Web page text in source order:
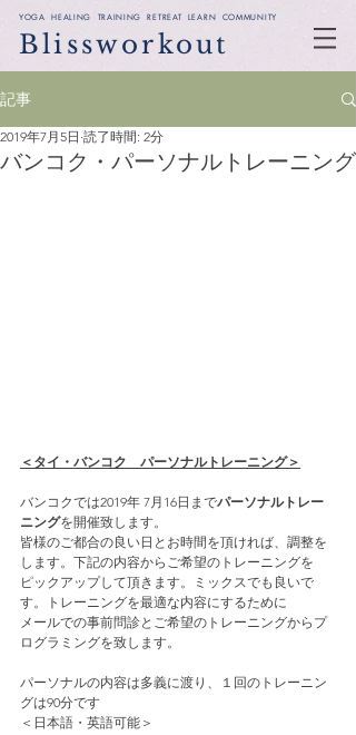
YOGA HEALING TRAINING RETREAT LEARN COMMUNITY
Blissworkout
記事
バンコク・パーソナルトレーニング
2019年7月5日 読了時間: 2分
＜タイ・バンコク　パーソナルトレーニング＞
バンコクでは2019年 7月16日までパーソナルトレー
ニングを開催致します。
皆様のご都合の良い日とお時間を頂ければ、調整を
します。下記の内容からご希望のトレーニングを
ピックアップして頂きます。ミックスでも良いで
す。トレーニングを最適な内容にするために
メールでの事前問診とご希望のトレーニングからプ
ログラミングを致します。
パーソナルの内容は多義に渡り、１回のトレーニン
グは90分です
＜日本語・英語可能＞